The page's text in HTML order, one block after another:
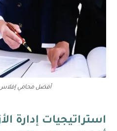
أفضل محامي
استراتيجيات إدارة